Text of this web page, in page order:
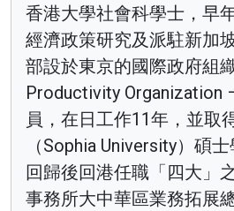
香港大學社會科學士，早
經濟政策研究及派駐新加
部設於東京的國際政府組
Productivity Organization
員，在日工作11年，並取
（Sophia University）碩
回歸後回港任職「四大」
事務所大中華區業務拓展